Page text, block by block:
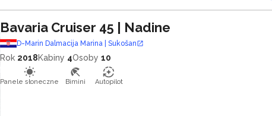
Bavaria Cruiser 45 | Nadine
D-Marin Dalmacija Marina | Sukošan
Rok 2018Kabiny 4Osoby 10
Panele słoneczne Bimini Autopilot